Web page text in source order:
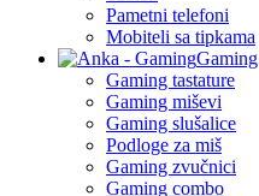
Pametni telefoni
Mobiteli sa tipkama
Gaming
Gaming tastature
Gaming miševi
Gaming slušalice
Podloge za miš
Gaming zvučnici
Gaming combo